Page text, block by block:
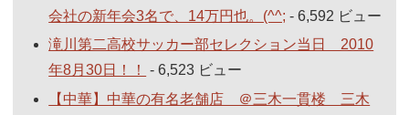
会社の新年会3名で、14万円也。(^^; - 6,592 ビュー
滝川第二高校サッカー部セレクション当日 2010
年8月30日！！
- 6,523 ビュー
【中華】中華の有名老舗店 ＠三木一貫楼 三木